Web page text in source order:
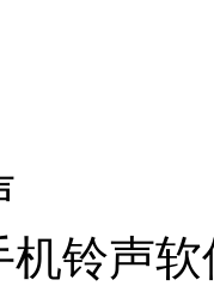
机铃声软